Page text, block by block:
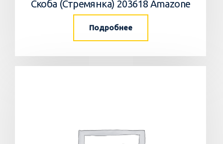
Скоба (Стремянка) 203618 Amazone
Подробнее